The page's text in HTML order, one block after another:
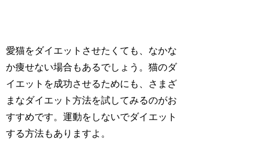
愛猫をダイエットさせたくても、なかな
か痩せない場合もあるでしょう。猫のダ
イエットを成功させるためにも、さまざ
まなダイエット方法を試してみるのがお
すすめです。運動をしないでダイエット
する方法もありますよ。